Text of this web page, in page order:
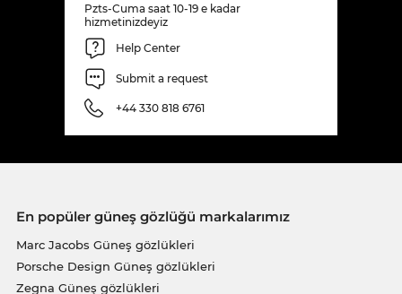
Pzts-Cuma saat 10-19 e kadar
hizmetinizdeyiz
Help Center
Submit a request
+44 330 818 6761
En popüler güneş gözlüğü markalarımız
Marc Jacobs Güneş gözlükleri
Porsche Design Güneş gözlükleri
Zegna Güneş gözlükleri